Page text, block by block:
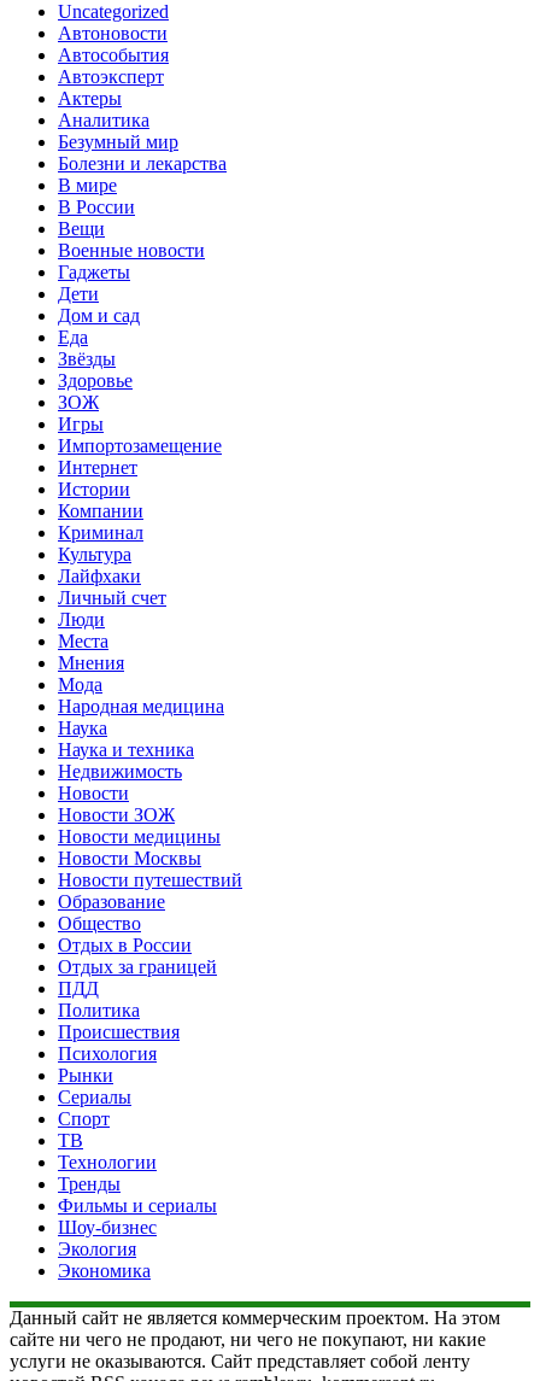
Uncategorized
Автоновости
Автособытия
Автоэксперт
Актеры
Аналитика
Безумный мир
Болезни и лекарства
В мире
В России
Вещи
Военные новости
Гаджеты
Дети
Дом и сад
Еда
Звёзды
Здоровье
ЗОЖ
Игры
Импортозамещение
Интернет
Истории
Компании
Криминал
Культура
Лайфхаки
Личный счет
Люди
Места
Мнения
Мода
Народная медицина
Наука
Наука и техника
Недвижимость
Новости
Новости ЗОЖ
Новости медицины
Новости Москвы
Новости путешествий
Образование
Общество
Отдых в России
Отдых за границей
ПДД
Политика
Происшествия
Психология
Рынки
Сериалы
Спорт
ТВ
Технологии
Тренды
Фильмы и сериалы
Шоу-бизнес
Экология
Экономика
Данный сайт не является коммерческим проектом. На этом
сайте ни чего не продают, ни чего не покупают, ни какие
услуги не оказываются. Сайт представляет собой ленту